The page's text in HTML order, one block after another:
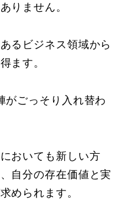
りません。
るビジネス領域から
ます。
がごっそり入れ替わ
おいても新しい方
自分の存在価値と実
められます。